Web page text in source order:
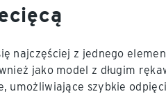
najczęściej z jednego
jako model z długim
szybkie